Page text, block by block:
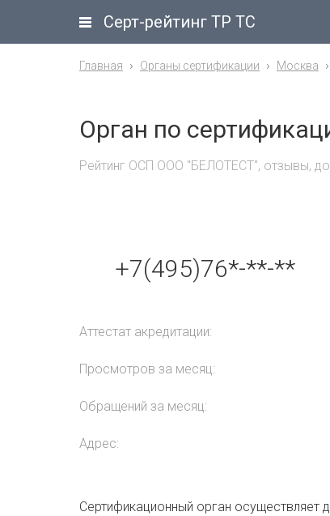
Серт-рейтинг ТР ТС
Главная Органы сертификации Москва
Орган по
Рейтинг ОСП ООО "БЕЛОТЕСТ", отзывы,
+7(495)76*-**-**
Аттестат акредитации:
Просмотров за месяц:
Обращений за месяц:
Адрес:
Сертификационный орган осуществляет